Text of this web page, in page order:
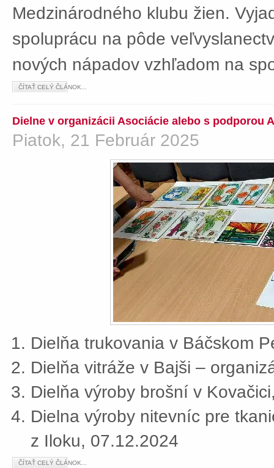
Medzinárodného klubu žien.
spoluprácu na pôde
nových nápadov vzhľadom na
ČÍTAŤ CELÝ ČLÁNOK...
Dielne v organizácii Asociácie alebo s podporou
Piatok, 21 Február 2025
Dielňa trukovania v Báčskom
Dielňa vitráže v Bajši –
Dielňa výroby brošní v
Dielna výroby nitevníc pre
z Iloku, 07.12.2024
ČÍTAŤ CELÝ ČLÁNOK...